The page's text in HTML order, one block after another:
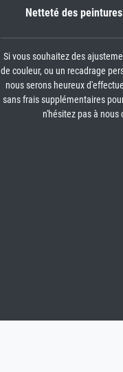
Netteté des peintures
Si vous souhaitez des
de couleur, ou un recadrage
nous serons heureux
sans frais supplémentaires
n'hésitez pas à nous